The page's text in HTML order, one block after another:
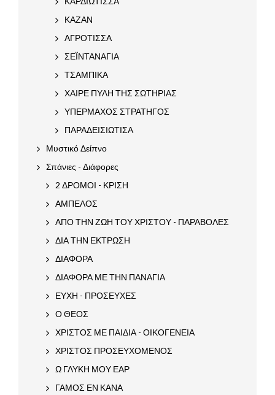
ΚΑΖΑΝ
ΑΓΡΟΤΙΣΣΑ
ΣΕΪΝΤΑΝΑΓΙΑ
ΤΣΑΜΠΙΚΑ
ΧΑΙΡΕ ΠΥΛΗ ΤΗΣ ΣΩΤΗΡΙΑΣ
ΥΠΕΡΜΑΧΟΣ ΣΤΡΑΤΗΓΟΣ
ΠΑΡΑΔΕΙΣΙΩΤΙΣΑ
Μυστικό Δείπνο
Σπάνιες - Διάφορες
2 ΔΡΟΜΟΙ - ΚΡΙΣΗ
ΑΜΠΕΛΟΣ
ΑΠΟ ΤΗΝ ΖΩΗ ΤΟΥ ΧΡΙΣΤΟΥ - ΠΑΡΑΒΟΛΕΣ
ΔΙΑ ΤΗΝ ΕΚΤΡΩΣΗ
ΔΙΑΦΟΡΑ
ΔΙΑΦΟΡΑ ΜΕ ΤΗΝ ΠΑΝΑΓΙΑ
ΕΥΧΗ - ΠΡΟΣΕΥΧΕΣ
Ο ΘΕΟΣ
ΧΡΙΣΤΟΣ ΜΕ ΠΑΙΔΙΑ - ΟΙΚΟΓΕΝΕΙΑ
ΧΡΙΣΤΟΣ ΠΡΟΣΕΥΧΟΜΕΝΟΣ
Ω ΓΛΥΚΗ ΜΟΥ ΕΑΡ
ΓΑΜΟΣ ΕΝ ΚΑΝΑ